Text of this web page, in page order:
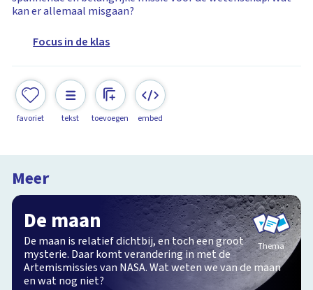
kan er allemaal misgaan?
Focus in de klas
favoriet tekst toevoegen embed
Meer
De maan
De maan is relatief dichtbij, en toch een groot
mysterie. Daar komt verandering in met de
Artemismissies van NASA. Wat weten we van de maan
en wat nog niet?
Thema